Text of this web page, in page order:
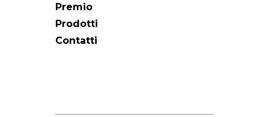
Premio
Prodotti
Contatti